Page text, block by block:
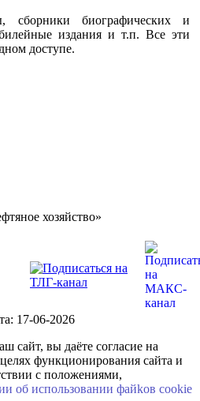
сборники биографических и
издания и т.п. Все эти
доступе.
хозяйство»
17-06-2026
сайт, вы даёте согласие на
функционирования сайта и
с положениями,
об использовании файkов cookie